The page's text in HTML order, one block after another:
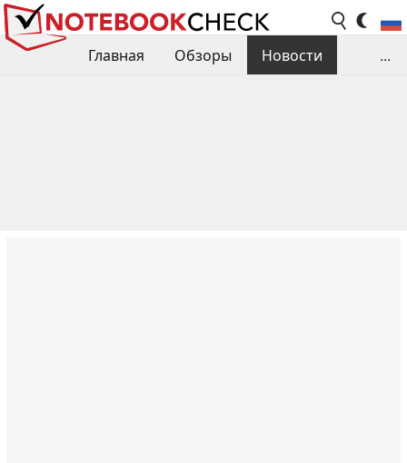
Главная Обзоры
Новости
...